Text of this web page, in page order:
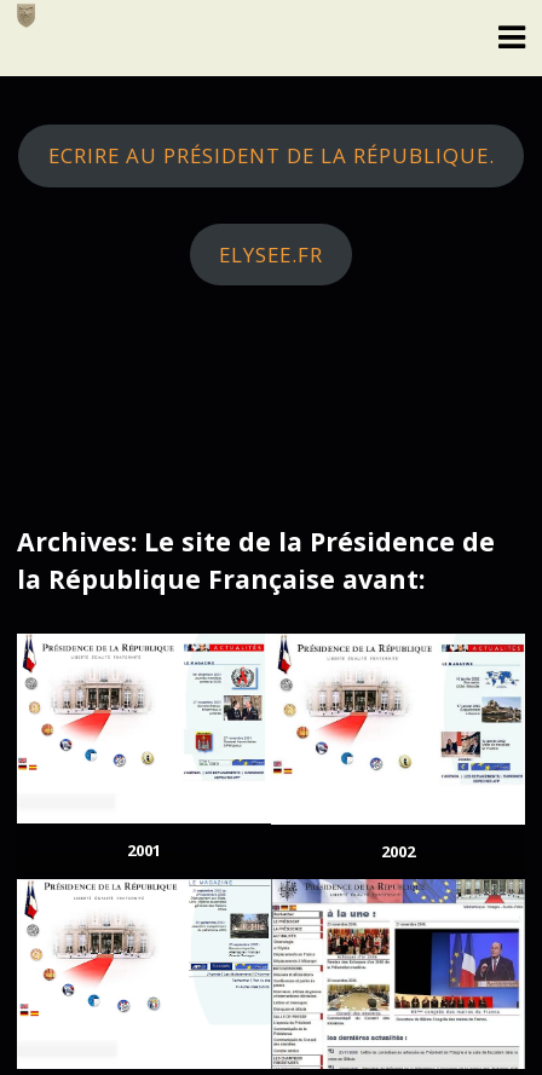
Skip
ECRIRE AU PRÉSIDENT DE LA RÉPUBLIQUE.
ELYSEE.FR
Archives: Le site de la Présidence de
la République Française avant:
2001 2002